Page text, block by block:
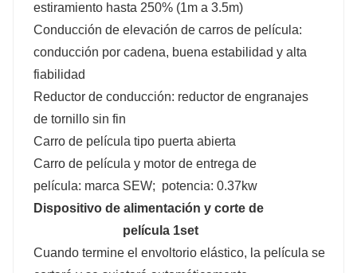
estiramiento hasta 250% (1m a 3.5m)
Conducción de elevación de carros de película:
conducción por cadena, buena estabilidad y alta
fiabilidad
Reductor de conducción: reductor de engranajes
de tornillo sin fin
Carro de película tipo puerta abierta
Carro de película y motor de entrega de
película: marca SEW; potencia: 0.37kw
Dispositivo de alimentación y corte de
película 1set
Cuando termine el envoltorio elástico, la película se